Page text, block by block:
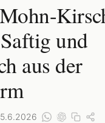
und
aus der
5.6.2026